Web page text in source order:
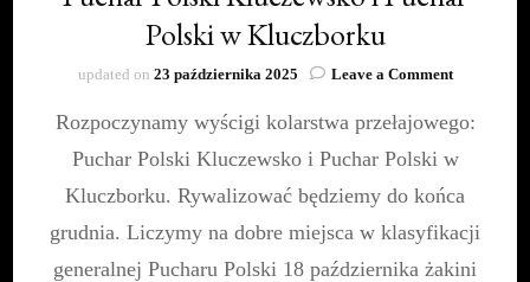
Polski w Kluczborku
updated on 23 października 2025 Leave a Commenton
Polski
i
Puchar
w
Kluczborku
Rozpoczynamy wyścigi kolarstwa przełajowego:
Puchar Polski Kluczewsko i Puchar Polski w
Kluczborku. Rywalizować będziemy do końca
grudnia. Liczymy na dobre miejsca w klasyfikacji
generalnej Pucharu Polski 18 października żakini